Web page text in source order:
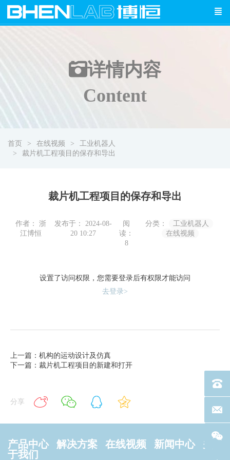
详情内容
Content
首页 在线视频
工业机器人
裁片机工程项目的保存和导出
裁片机工程项目的保存和导出
作者： 浙
江博恒
发布于： 2024-08-
20 10:27
阅
读：
8
分类：
工业机器人
在线视频
设置了访问权限，您需要登录后有权限才能访问
去登录>
上一篇：机构的运动设计及仿真
下一篇：裁片机工程项目的新建和打开
分享
产品中心 解决方案 在线视频 新闻中心
关
于我们
电话
联系